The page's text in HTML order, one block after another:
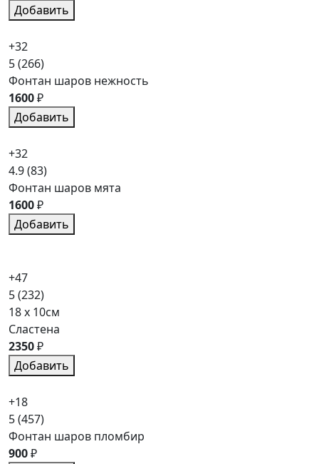
Добавить
+32
5(266)
Фонтан шаров нежность
1600₽
Добавить
+32
4.9(83)
Фонтан шаров мята
1600₽
Добавить
+47
5(232)
18 x 10см
Сластена
2350₽
Добавить
+18
5(457)
Фонтан шаров пломбир
900₽